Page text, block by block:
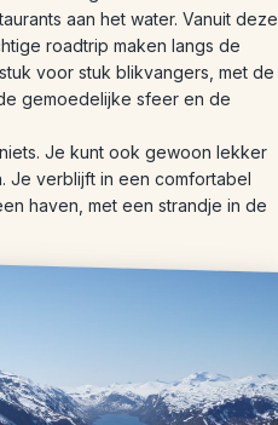
aan het water. Vanuit deze
roadtrip maken langs de
voor stuk blikvangers, met de
gemoedelijke sfeer en de
Je kunt ook gewoon lekker
Je verblijft in een comfortabel
haven, met een strandje in de